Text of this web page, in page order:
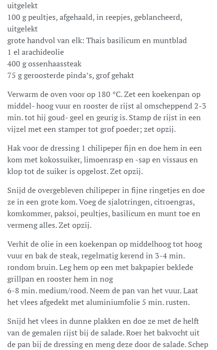
uitgelekt
100 g peultjes, afgehaald, in reepjes, geblancheerd,
uitgelekt
grote handvol van elk: Thais basilicum en muntblad
1 el arachideolie
400 g ossenhaassteak
75 g geroosterde pinda’s, grof gehakt
Verwarm de oven voor op 180 °C. Zet een koekenpan op
middel- hoog vuur en rooster de rijst al omscheppend 2-3
min. tot hij goud- geel en geurig is. Stamp de rijst in een
vijzel met een stamper tot grof poeder; zet opzij.
Hak voor de dressing 1 chilipeper fijn en doe hem in een
kom met kokossuiker, limoenrasp en -sap en vissaus en
klop tot de suiker is opgelost. Zet opzij.
Snijd de overgebleven chilipeper in fijne ringetjes en doe
ze in een grote kom. Voeg de sjalotringen, citroengras,
komkommer, paksoi, peultjes, basilicum en munt toe en
vermeng alles. Zet opzij.
Verhit de olie in een koekenpan op middelhoog tot hoog
vuur en bak de steak, regelmatig kerend in 3-4 min.
rondom bruin. Leg hem op een met bakpapier beklede
grillpan en rooster hem in nog
6-8 min. medium/rood. Neem de pan van het vuur. Laat
het vlees afgedekt met aluminiumfolie 5 min. rusten.
Snijd het vlees in dunne plakken en doe ze met de helft
van de gemalen rijst bij de salade. Roer het bakvocht uit
de pan bij de dressing en meng deze door de salade. Schep